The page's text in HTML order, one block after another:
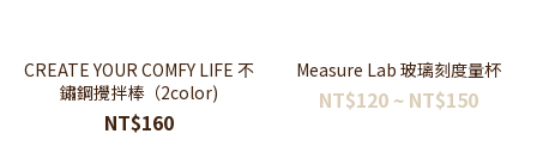
CREATE YOUR COMFY LIFE 不
鏽鋼攪拌棒（2color)
NT$160
Measure Lab 玻璃刻度量杯
NT$120 ~ NT$150